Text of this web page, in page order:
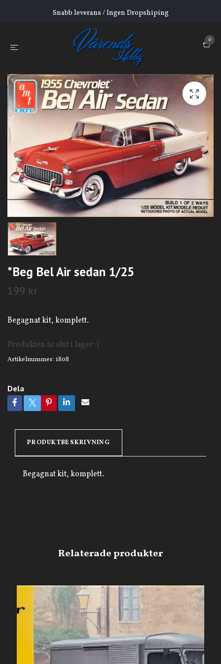
Snabb leverans / Ingen Dropshiping
0
*Beg Bel Air sedan 1/25
199 kr
Begagnat kit, komplett.
Produkten är slut i lager :(
Artikelnummer: 1808
Dela
PRODUKTBESKRIVNING
Begagnat kit, komplett.